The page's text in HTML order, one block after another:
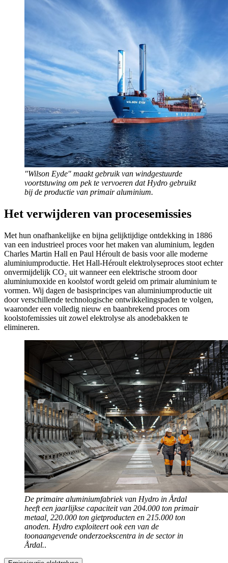
"Wilson Eyde" maakt gebruik van windgestuurde
voortstuwing om pek te vervoeren dat Hydro gebruikt
bij de productie van primair aluminium.
Het verwijderen van procesemissies
Met hun onafhankelijke en bijna gelijktijdige ontdekking in 1886
van een industrieel proces voor het maken van aluminium, legden
Charles Martin Hall en Paul Héroult de basis voor alle moderne
aluminiumproductie. Het Hall-Héroult elektrolyseproces stoot echter
onvermijdelijk CO₂ uit wanneer een elektrische stroom door
aluminiumoxide en koolstof wordt geleid om primair aluminium te
vormen. Wij dagen de basisprincipes van aluminiumproductie uit
door verschillende technologische ontwikkelingspaden te volgen,
waaronder een volledig nieuw en baanbrekend proces om
koolstofemissies uit zowel elektrolyse als anodebakken te
elimineren.
De primaire aluminiumfabriek van Hydro in Årdal
heeft een jaarlijkse capaciteit van 204.000 ton primair
metaal, 220.000 ton gietproducten en 215.000 ton
anoden. Hydro exploiteert ook een van de
toonaangevende onderzoekscentra in de sector in
Årdal..